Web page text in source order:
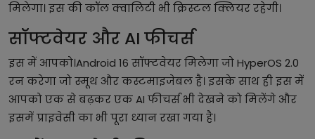
मिलेगा। इस की कॉल क्वालिटी भी क्रिस्टल क्लियर रहेगी।
सॉफ्टवेयर और AI फीचर्स
इस में आपको।Android 16 सॉफ्टवेयर मिलेगा जो HyperOS 2.0
रन करेगा जो स्मूथ और कस्टमाइजेबल है। इसके साथ ही इस में
आपको एक से बढ़कर एक AI फीचर्स भी देखने को मिलेंगे और
इसमें प्राइवेसी का भी पूरा ध्यान रखा गया है।